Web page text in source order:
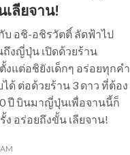
เลียจาน!
อชิ-อชิรวัตติ์ ลัดฟ้าไป
งญี่ปุ่น เปิดด้วยร้าน
งแต่อชิยังเด็กๆ อร่อยทุกคำ
ด้ ต่อด้วยร้าน 3 ดาว ที่ต้อง
ปี บินมาญี่ปุ่นเพื่อจานนี้ก็
อร่อยถึงขั้น เลียจาน!